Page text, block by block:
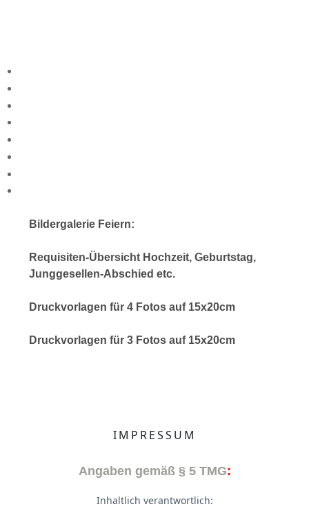
Bildergalerie Feiern:
Requisiten-Übersicht Hochzeit, Geburtstag,
Junggesellen-Abschied etc.
Druckvorlagen für 4 Fotos auf 15x20cm
Druckvorlagen für 3 Fotos auf 15x20cm
IMPRESSUM
Angaben gemäß § 5 TMG:
Inhaltlich verantwortlich: